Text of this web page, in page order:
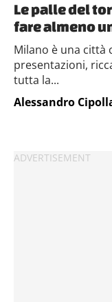
Le palle del
fare almeno
Milano è una città
presentazioni,
tutta la...
Alessandro